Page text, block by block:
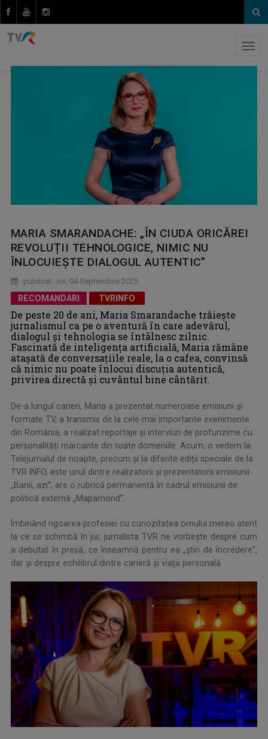
MARIA SMARANDACHE: „ÎN CIUDA ORICĂREI
REVOLUȚII TEHNOLOGICE, NIMIC NU
ÎNLOCUIEȘTE DIALOGUL AUTENTIC”
publicat: Joi, 04 Septembrie 2025
RECOMANDARI TVRINFO
De peste 20 de ani, Maria Smarandache trăiește
jurnalismul ca pe o aventură în care adevărul,
dialogul și tehnologia se întâlnesc zilnic.
Fascinată de inteligența artificială, Maria rămâne
atașată de conversațiile reale, la o cafea, convinsă
că nimic nu poate înlocui discuţia autentică,
privirea directă și cuvântul bine cântărit.
De-a lungul carieri, Maria a prezentat numeroase emisiuni și
formate TV, a transmis de la cele mai importante evenimente
din România, a realizat reportaje și interviuri de profunzime cu
personalități marcante din toate domeniile. Acum, o vedem la
Telejurnalul de noapte, precum şi la diferite ediţii speciale de la
TVR INFO, este unul dintre realizatorii şi prezentatorii emisiunii
„Banii, azi”, are o rubrică permanentă în cadrul emisiunii de
politică externă „Mapamond”.
Îmbinând rigoarea profesiei cu curiozitatea omului mereu atent
la ce se schimbă în jur, jurnalista TVR ne vorbeşte despre cum
a debutat în presă, ce înseamnă pentru ea „știri de încredere”,
dar şi despre echilibrul dintre carieră și viața personală.